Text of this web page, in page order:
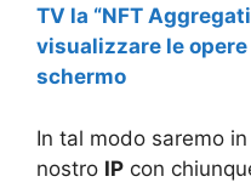
TV la “NFT
visualizzare le
schermo
In tal modo saremo
nostro IP con